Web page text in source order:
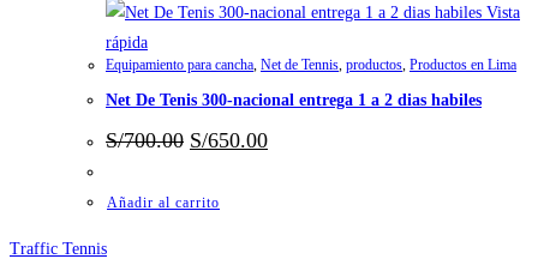
múltiples
Las
opciones
se
Vista
rápida
Equipamiento para cancha Net de Tennis productos Productos en Lima
Net De Tenis 300-nacional entrega 1 a 2 dias habiles
S/700.00 El
precio
era:
S/650.00El
precio
Añadir al carrito
Traffic Tennis